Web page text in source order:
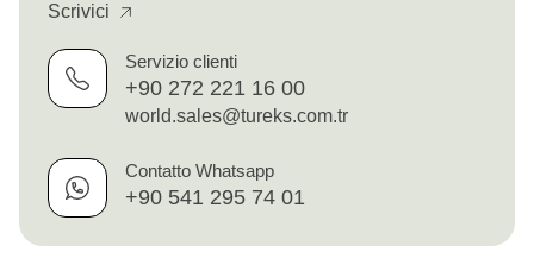
Scrivici
Servizio clienti
+90 272 221 16 00
world.sales@tureks.com.tr
Contatto Whatsapp
+90 541 295 74 01